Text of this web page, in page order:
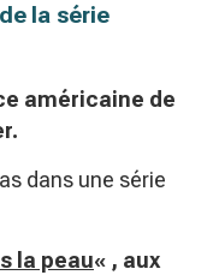
la série
américaine de
dans une série
la peau« , aux